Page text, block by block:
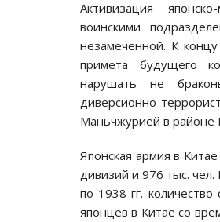
Активизация
воинскими
незамеченной. К
примета будущего
нарушать не
диверсионно-
Маньчжурией в районе
Японская армия в
дивизий и 976 тыс. чел.
по 1938 гг.
японцев в Китае со